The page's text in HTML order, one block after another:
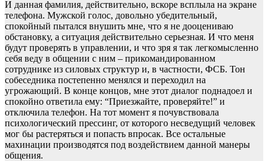
И данная фамилия, действительно, вскоре всплыла на экране
телефона. Мужской голос, довольно убедительный,
спокойный пытался внушить мне, что я не дооцениваю
обстановку, а ситуация действительно серьезная. И что меня
будут проверять в управлении, и что зря я так легкомысленно
себя веду в общении с ним – прикомандированном
сотруднике из силовых структур и, в частности, ФСБ. Тон
собеседника постепенно менялся и переходил на
угрожающий. В конце концов, мне этот диалог поднадоел и
спокойно ответила ему: “Приезжайте, проверяйте!” и
отключила телефон. На тот момент я почувствовала
психологический прессинг, от которого несведущий человек
мог бы растеряться и попасть впросак. Все остальные
махинации производятся под воздействием данной манеры
общения.